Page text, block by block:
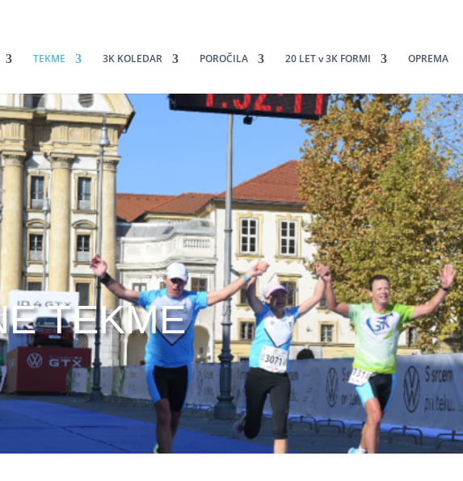
TEKME 3K KOLEDAR POROČILA 20 LET v 3K FORMI OPREMA
TEKME